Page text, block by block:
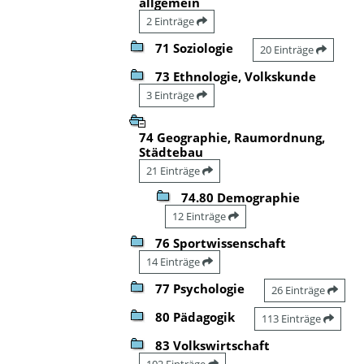
2 Einträge
71 Soziologie 20 Einträge
73 Ethnologie, Volkskunde
3 Einträge
74 Geographie, Raumordnung,
Städtebau
21 Einträge
74.80 Demographie
12 Einträge
76 Sportwissenschaft
14 Einträge
77 Psychologie 26 Einträge
80 Pädagogik 113 Einträge
83 Volkswirtschaft